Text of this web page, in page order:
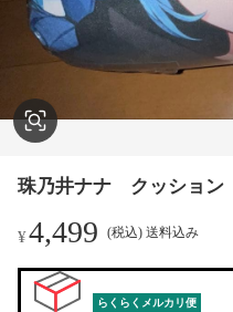
珠乃井ナナ クッション
¥4,499 (税込) 送料込み
らくらくメルカリ便